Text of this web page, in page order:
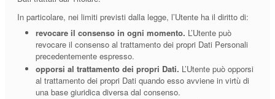
In particolare, nei limiti previsti dalla legge, l’Utente ha il diritto di:
revocare il consenso in ogni momento. L’Utente può
revocare il consenso al trattamento dei propri Dati Personali
precedentemente espresso.
opporsi al trattamento dei propri Dati. L’Utente può opporsi
al trattamento dei propri Dati quando esso avviene in virtù di
una base giuridica diversa dal consenso.